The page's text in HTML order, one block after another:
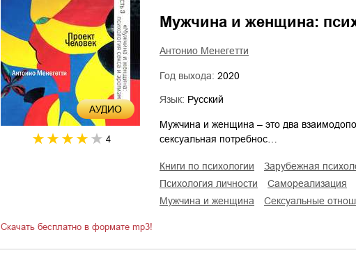
AУДИО
4
Мужчина и женщина:
Антонио Менегетти
Год выхода: 2020
Язык: Русский
Мужчина и женщина – это два
сексуальная потребнос…
книги по психологии зарубежная
психология личности
самореализация
мужчина и женщина
сексуальные
Скачать бесплатно в формате mp3!